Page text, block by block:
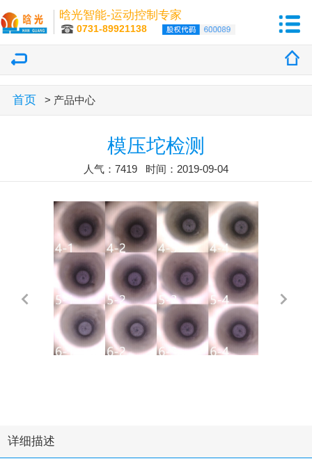
晗光智能-运动控制专家
0731-89921138
首页 > 产品中心
模压坨检测
人气：7419 时间：2019-09-04
详细描述